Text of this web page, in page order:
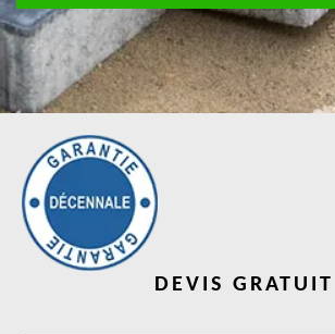
DEVIS GRATUIT